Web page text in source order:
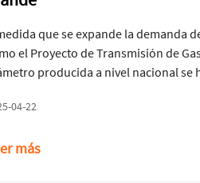
que se expande la demanda
el Proyecto de Transmisión de
producida a nivel nacional se
los pasos de procesamiento
04-22
más